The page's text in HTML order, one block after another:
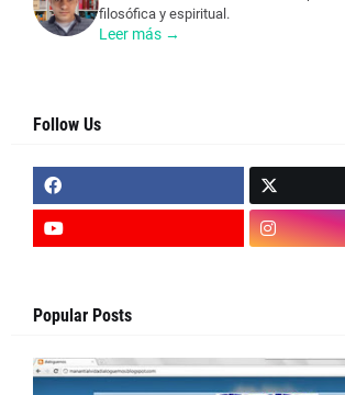
filosófica y espiritual.
Leer más →
Follow Us
Popular Posts